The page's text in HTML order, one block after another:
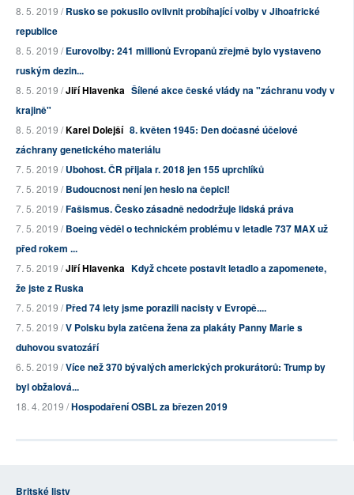
8. 5. 2019 /Rusko se pokusilo ovlivnit probíhající volby v Jihoafrické
republice
8. 5. 2019 /Eurovolby: 241 millionů Evropanů zřejmě bylo vystaveno
ruským dezin...
8. 5. 2019 /Jiří Hlavenka Šílené akce české vlády na "záchranu vody v
krajině"
8. 5. 2019 /Karel Dolejší 8. květen 1945: Den dočasné účelové
záchrany genetického materiálu
7. 5. 2019 /Ubohost. ČR přijala r. 2018 jen 155 uprchlíků
7. 5. 2019 /Budoucnost není jen heslo na čepici!
7. 5. 2019 /Fašismus. Česko zásadně nedodržuje lidská práva
7. 5. 2019 /Boeing věděl o technickém problému v letadle 737 MAX už
před rokem ...
7. 5. 2019 /Jiří Hlavenka Když chcete postavit letadlo a zapomenete,
že jste z Ruska
7. 5. 2019 /Před 74 lety jsme porazili nacisty v Evropě....
7. 5. 2019 /V Polsku byla zatčena žena za plakáty Panny Marie s
duhovou svatozáří
6. 5. 2019 /Více než 370 bývalých amerických prokurátorů: Trump by
byl obžalová...
18. 4. 2019 /Hospodaření OSBL za březen 2019
Britské listy